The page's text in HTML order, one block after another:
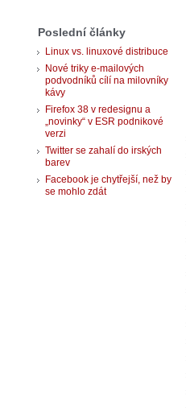
Poslední články
Linux vs. linuxové distribuce
Nové triky e-mailových
podvodníků cílí na milovníky
kávy
Firefox 38 v redesignu a
„novinky“ v ESR podnikové
verzi
Twitter se zahalí do irských
barev
Facebook je chytřejší, než by
se mohlo zdát